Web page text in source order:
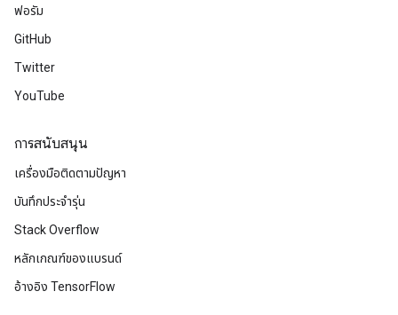
ฟอรัม
GitHub
Twitter
YouTube
การสนับสนุน
เครื่องมือติดตามปัญหา
บันทึกประจำรุ่น
Stack Overflow
หลักเกณฑ์ของแบรนด์
อ้างอิง TensorFlow